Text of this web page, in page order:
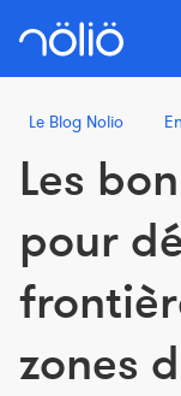
La plateforme pour
Entraîneurs
Clubs
Le Blog Nolio
Les
pour
zones